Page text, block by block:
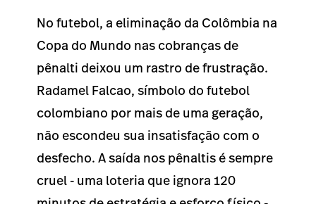
No futebol, a eliminação da Colômbia na
Copa do Mundo nas cobranças de
pênalti deixou um rastro de frustração.
Radamel Falcao, símbolo do futebol
colombiano por mais de uma geração,
não escondeu sua insatisfação com o
desfecho. A saída nos pênaltis é sempre
cruel - uma loteria que ignora 120